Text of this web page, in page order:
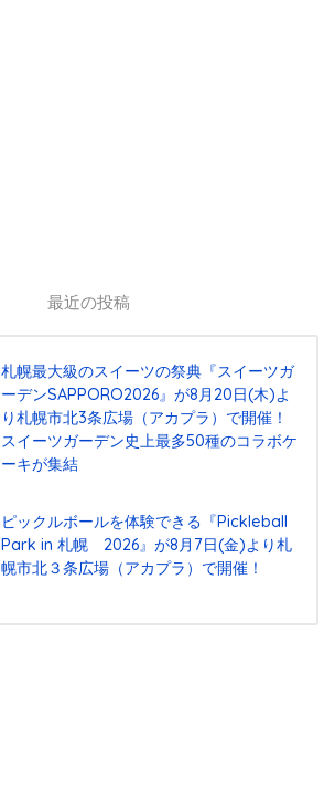
最近の投稿
札幌最大級のスイーツの祭典『スイーツガ
ーデンSAPPORO2026』が8月20日(木)よ
り札幌市北3条広場（アカプラ）で開催！
スイーツガーデン史上最多50種のコラボケ
ーキが集結
ピックルボールを体験できる『Pickleball
Park in 札幌 2026』が8月7日(金)より札
幌市北３条広場（アカプラ）で開催！